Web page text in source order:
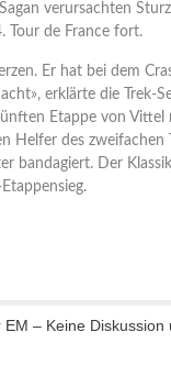
verursachten
Tour de France fort.
Er hat bei dem
erklärte die Trek-
Etappe von Vittel
Helfer des zweifachen
bandagiert. Der
– Keine Diskussion